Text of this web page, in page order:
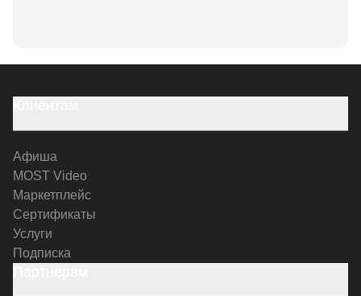
Афиша
MOST Video
Маркетплейс
Сертификаты
Услуги
Подписка